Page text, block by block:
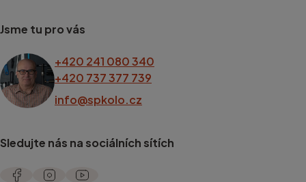
Jsme tu pro vás
+420 241 080 340
+420 737 377 739
info@spkolo.cz
Sledujte nás na sociálních sítích